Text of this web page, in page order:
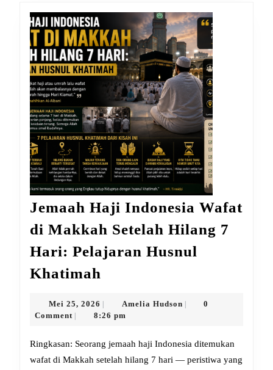
Jemaah Haji Indonesia Wafat
di Makkah Setelah Hilang 7
Hari: Pelajaran Husnul
Khatimah
Indonesia
Wafat
di
Makkah
Mei 25, 2026 Mei
25,
Amelia HudsonAmelia
0
Comment
8:26 pm
Ringkasan: Seorang jemaah haji Indonesia ditemukan
wafat di Makkah setelah hilang 7 hari — peristiwa yang